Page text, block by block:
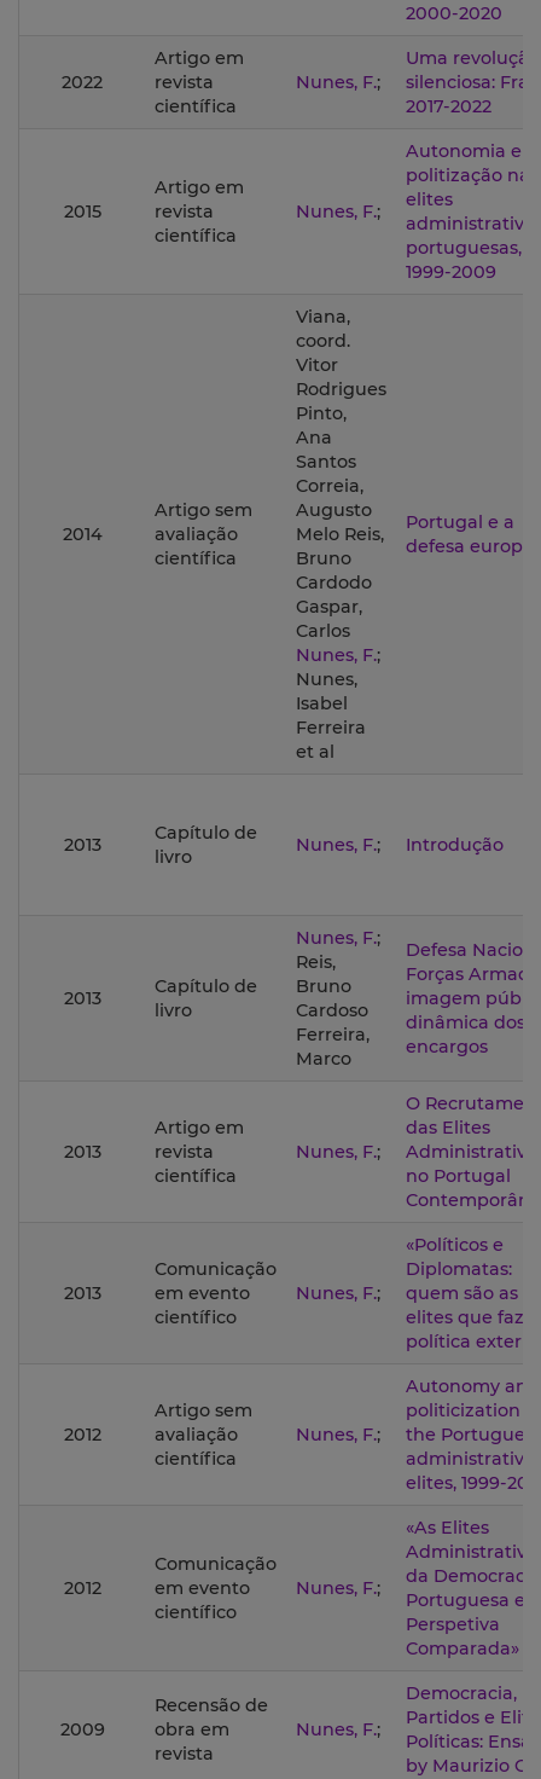
2000-2020
2022
Artigo em
revista
científica
Nunes, F.;
Uma revolução
silenciosa:
2017-2022
2015
Artigo em
revista
científica
Nunes, F.;
Autonomia e
politização nas
elites
portuguesas,
1999-2009
2014
Artigo sem
avaliação
científica
Viana,
coord.
Vitor
Rodrigues
Pinto,
Ana
Santos
Correia,
Augusto
Melo Reis,
Bruno
Cardodo
Gaspar,
Carlos
Nunes, F.;
Nunes,
Isabel
Ferreira
et al
Portugal e a
defesa
2013
Capítulo de
livro
Nunes, F.; Introdução
2013
Capítulo de
livro
Nunes, F.;
Reis,
Bruno
Cardoso
Ferreira,
Marco
Defesa
Forças
imagem
dinâmica dos
encargos
2013
Artigo em
revista
científica
Nunes, F.;
O
das Elites
no Portugal
2013
Comunicação
em evento
científico
Nunes, F.;
«Políticos e
Diplomatas:
quem são as
elites que
política
2012
Artigo sem
avaliação
científica
Nunes, F.;
Autonomy and
politicization of
the
administrative
elites, 1999-
2012
Comunicação
em evento
científico
Nunes, F.;
«As Elites
da Democracia
Portuguesa
Perspetiva
Comparada»
2009
Recensão de
obra em
revista
Nunes, F.;
Democracia,
Partidos e
Políticas:
by Maurizio